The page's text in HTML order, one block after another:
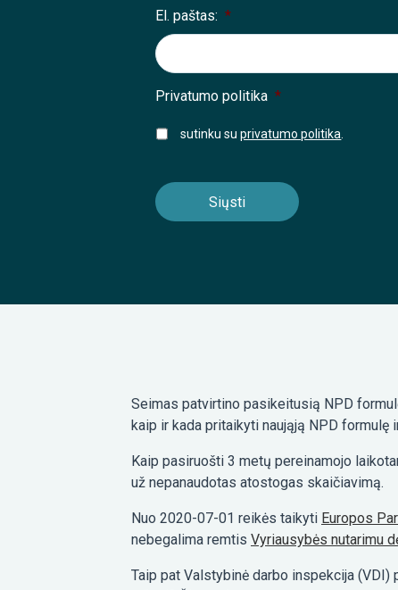
El. paštas: *
Privatumo politika *
sutinku suprivatumo politika
Seimas patvirtino pasikeitusią NPD
kaip ir kada pritaikyti naująją NPD
Kaip pasiruošti 3 metų pereinamojo
už nepanaudotas atostogas skaičiavimą.
Nuo 2020-07-01 reikės taikyti Europos
nebegalima remtis Vyriausybės nutarimu
Taip pat Valstybinė darbo inspekcija